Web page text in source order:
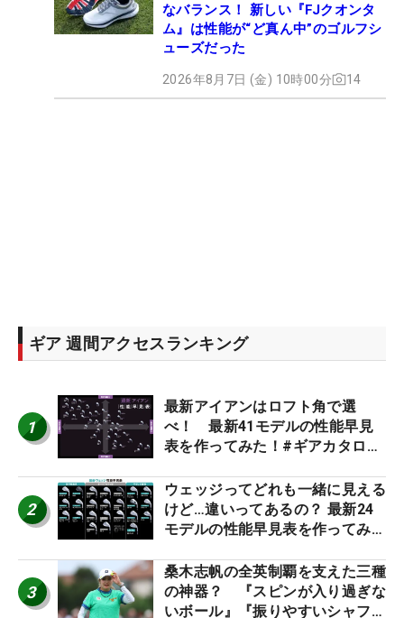
なバランス！ 新しい『FJクオンタ
ム』は性能が“ど真ん中”のゴルフシ
ューズだった
2026年8月7日 (金) 10時00分 14
ギア 週間アクセスランキング
1
最新アイアンはロフト角で選
べ！ 最新41モデルの性能早見
表を作ってみた！#ギアカタログ
2
ウェッジってどれも一緒に見える
けど…違いってあるの？ 最新24
モデルの性能早見表を作ってみ
3
桑木志帆の全英制覇を支えた三種
の神器？ 『スピンが入り過ぎな
いボール』『振りやすいシャフ